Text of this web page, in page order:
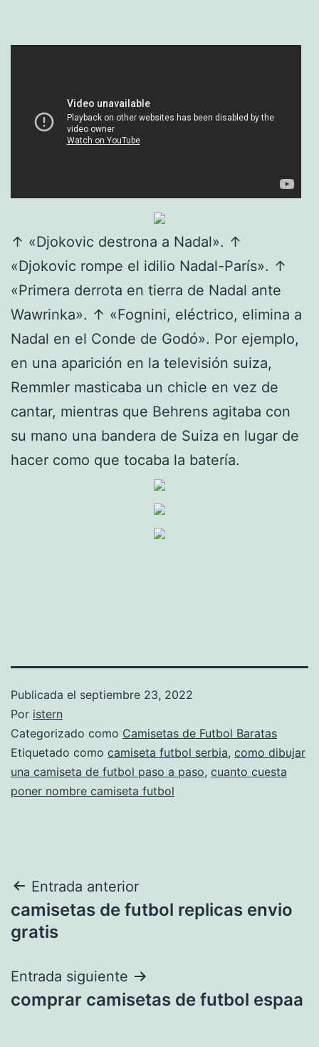
↑ «Djokovic destrona a Nadal». ↑
«Djokovic rompe el idilio Nadal-París». ↑
«Primera derrota en tierra de Nadal ante
Wawrinka». ↑ «Fognini, eléctrico, elimina a
Nadal en el Conde de Godó». Por ejemplo,
en una aparición en la televisión suiza,
Remmler masticaba un chicle en vez de
cantar, mientras que Behrens agitaba con
su mano una bandera de Suiza en lugar de
hacer como que tocaba la batería.
Publicada el septiembre 23, 2022
Por istern
Categorizado como Camisetas de Futbol Baratas
Etiquetado como camiseta futbol serbia, como dibujar
una camiseta de futbol paso a paso, cuanto cuesta
poner nombre camiseta futbol
Navegación
de
Entrada anterior
camisetas de futbol replicas envio
gratis
Entrada siguiente
comprar camisetas de futbol espaa